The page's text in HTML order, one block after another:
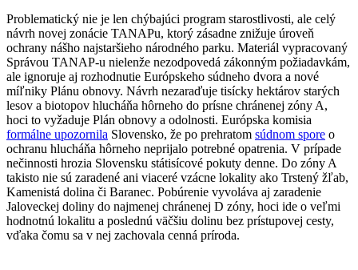
Problematický nie je len chýbajúci program starostlivosti, ale celý
návrh novej zonácie TANAPu, ktorý zásadne znižuje úroveň
ochrany nášho najstaršieho národného parku. Materiál vypracovaný
Správou TANAP-u nielenže nezodpovedá zákonným požiadavkám,
ale ignoruje aj rozhodnutie Európskeho súdneho dvora a nové
míľniky Plánu obnovy. Návrh nezaraďuje tisícky hektárov starých
lesov a biotopov hlucháňa hôrneho do prísne chránenej zóny A,
hoci to vyžaduje Plán obnovy a odolnosti. Európska komisia
formálne upozornila Slovensko, že po prehratom súdnom spore o
ochranu hlucháňa hôrneho neprijalo potrebné opatrenia. V prípade
nečinnosti hrozia Slovensku státisícové pokuty denne. Do zóny A
takisto nie sú zaradené ani viaceré vzácne lokality ako Trstený žľab,
Kamenistá dolina či Baranec. Pobúrenie vyvoláva aj zaradenie
Jaloveckej doliny do najmenej chránenej D zóny, hoci ide o veľmi
hodnotnú lokalitu a poslednú väčšiu dolinu bez prístupovej cesty,
vďaka čomu sa v nej zachovala cenná príroda.